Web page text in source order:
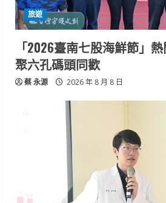
旅遊
「2026臺南七股海鮮節」
聚六孔碼頭同歡
蔡 永源 2026 年 8 月 8 日